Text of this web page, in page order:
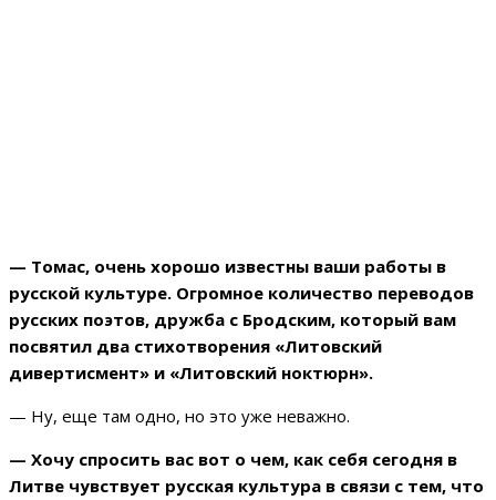
— Томас, очень хорошо известны ваши работы в
русской культуре. Огромное количество переводов
русских поэтов, дружба с Бродским, который вам
посвятил два стихотворения «Литовский
дивертисмент» и «Литовский ноктюрн».
— Ну, еще там одно, но это уже неважно.
— Хочу спросить вас вот о чем, как себя сегодня в
Литве чувствует русская культура в связи с тем, что